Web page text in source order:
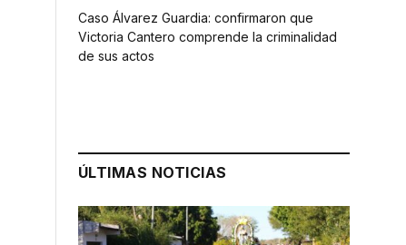
Caso Álvarez Guardia: confirmaron que
Victoria Cantero comprende la criminalidad
de sus actos
ÚLTIMAS NOTICIAS